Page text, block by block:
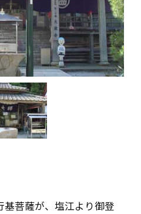
菩薩が、塩江より御登